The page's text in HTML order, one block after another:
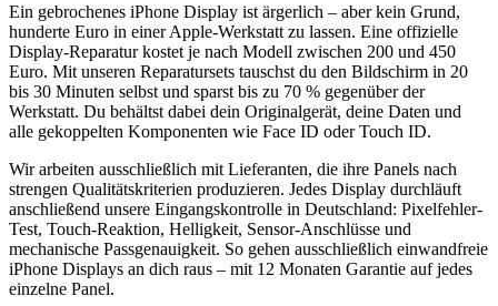
Ein gebrochenes iPhone Display ist ärgerlich – aber kein Grund,
hunderte Euro in einer Apple-Werkstatt zu lassen. Eine offizielle
Display-Reparatur kostet je nach Modell zwischen 200 und 450
Euro. Mit unseren Reparatursets tauschst du den Bildschirm in 20
bis 30 Minuten selbst und sparst bis zu 70 % gegenüber der
Werkstatt. Du behältst dabei dein Originalgerät, deine Daten und
alle gekoppelten Komponenten wie Face ID oder Touch ID.
Wir arbeiten ausschließlich mit Lieferanten, die ihre Panels nach
strengen Qualitätskriterien produzieren. Jedes Display durchläuft
anschließend unsere Eingangskontrolle in Deutschland: Pixelfehler-
Test, Touch-Reaktion, Helligkeit, Sensor-Anschlüsse und
mechanische Passgenauigkeit. So gehen ausschließlich einwandfreie
iPhone Displays an dich raus – mit 12 Monaten Garantie auf jedes
einzelne Panel.